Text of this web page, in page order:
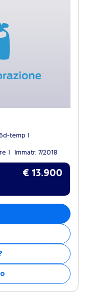
temp
Immatr. 7/2018
€ 13.900